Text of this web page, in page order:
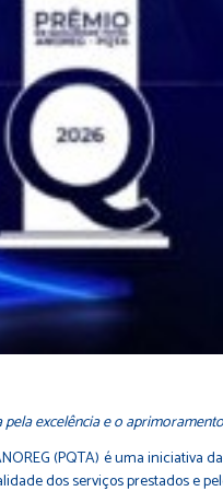
pela excelência e o
(PQTA) é uma iniciativa
dos serviços prestados e